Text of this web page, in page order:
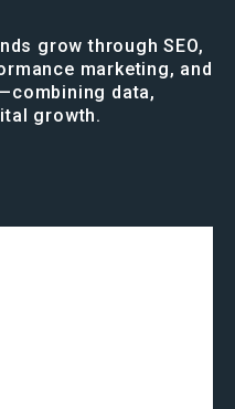
grow through SEO,
marketing, and
data,
growth.